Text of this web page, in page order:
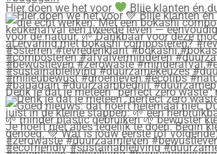
Hier doen we het voor Blije klanten én
Denk je dat je meteen “perfect zero waste”